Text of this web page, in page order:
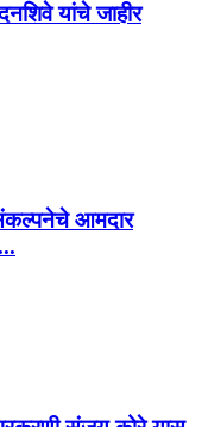
यांचे जाहीर
आमदार